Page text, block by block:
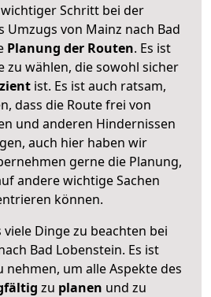
Schritt bei der
Umzugs von Mainz nach Bad
Planung der Routen. Es ist
zu wählen, die sowohl sicher
ist. Es ist auch ratsam,
dass die Route frei von
und anderen Hindernissen
auch hier haben wir
gerne die Planung,
andere wichtige Sachen
können.
Dinge zu beachten bei
Bad Lobenstein. Es ist
nehmen, um alle Aspekte des
zu planen und zu